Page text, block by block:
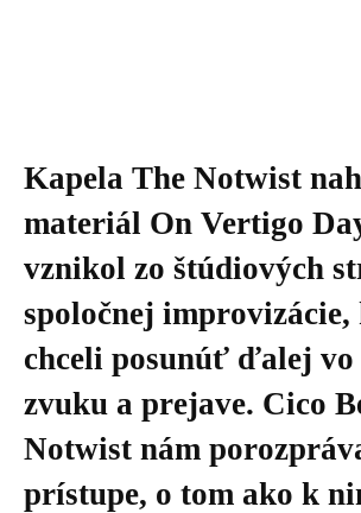
Kapela The Notwist
materiál On Vertigo
vznikol zo štúdiových
spoločnej
chceli posunúť ďalej vo
zvuku a prejave. Cico
Notwist nám
prístupe, o tom ako k